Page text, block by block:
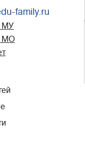
family.ru
МУ
МО